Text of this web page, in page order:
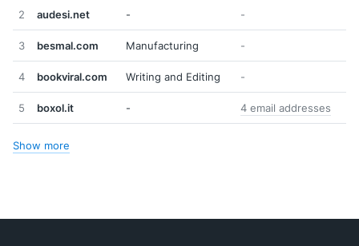
2 audesi.net - -
3 besmal.com Manufacturing -
4 bookviral.com Writing and Editing -
5 boxol.it - 4 email addresses
Show more